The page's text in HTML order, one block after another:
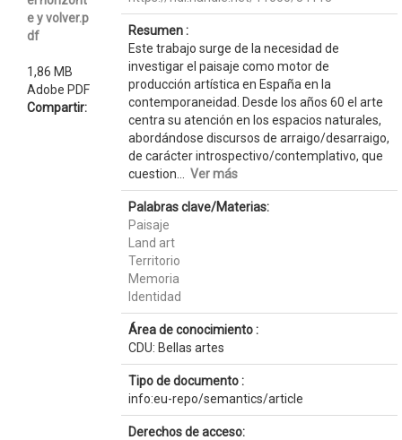
e y volver.p
df
1,86 MB
Adobe PDF
Compartir:
Resumen :
Este trabajo surge de la necesidad de
investigar el paisaje como motor de
producción artística en España en la
contemporaneidad. Desde los años 60 el arte
centra su atención en los espacios naturales,
abordándose discursos de arraigo/desarraigo,
de carácter introspectivo/contemplativo, que
cuestion... Ver más
Palabras clave/Materias:
Paisaje
Land art
Territorio
Memoria
Identidad
Área de conocimiento :
CDU: Bellas artes
Tipo de documento :
info:eu-repo/semantics/article
Derechos de acceso: